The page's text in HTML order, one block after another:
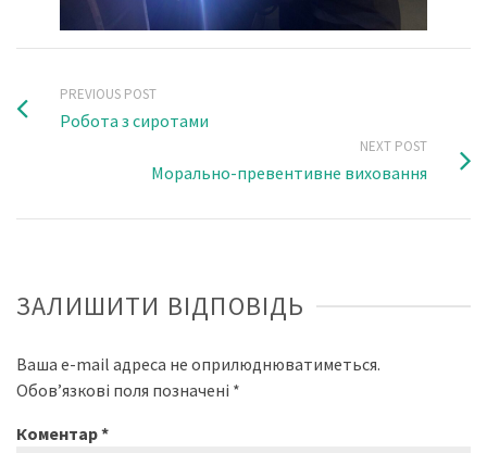
PREVIOUS POST
Робота з сиротами
NEXT POST
Морально-превентивне виховання
ЗАЛИШИТИ ВІДПОВІДЬ
Ваша e-mail адреса не оприлюднюватиметься.
Обов’язкові поля позначені *
Коментар*